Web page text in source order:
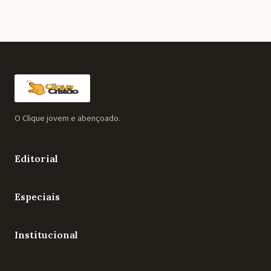
O Clique jovem e abençoado.
Editorial
Especiais
Institucional